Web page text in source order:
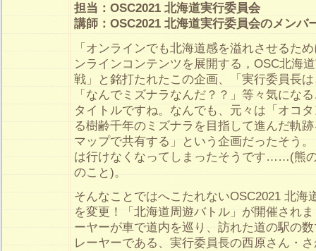
担当：OSC2021 北海道実行委員会
講師：OSC2021 北海道実行委員会のメンバ
「オンラインでも北海道感を溢れさせるた
ンラインコンテンツを展開する，OSC北海
戦」と銘打たれたこの企画、「実行委員長
「なんでミズナラなんだ？？」等々気にな
タイトルですね。なんでも、元々は「オコ
る樹齢千年のミズナラを目指して進んだ軌
マップで共有する」という企画だったそう
は行けなくなってしまったそうです……(熊
のこと)。
そんなことではへこたれないOSC2021 北海
を変更！「北海道周遊バトル」が開催され
ーヤーが車で道内を巡り、訪れた道の駅の
レーヤーである、実行委員長の西原さん・